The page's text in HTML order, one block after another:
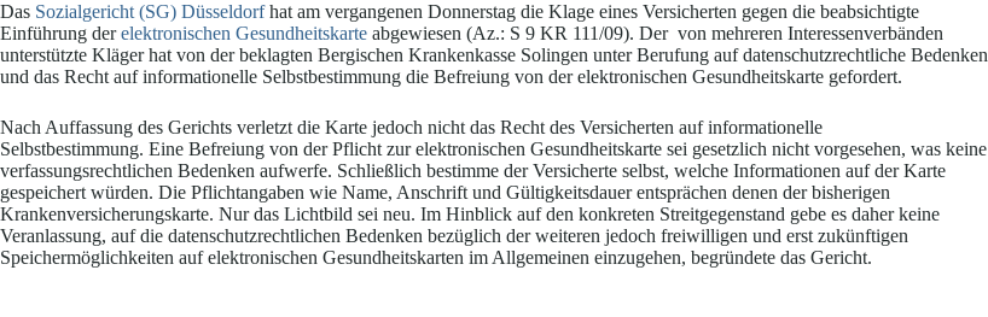
Das Sozialgericht (SG) Düsseldorfhat am vergangenen Donnerstag die Klage eines Versicherten gegen die beabsichtigte
Einführung derelektronischen Gesundheitskarte abgewiesen (Az.: S 9 KR 111/09). Der von mehreren Interessenverbänden
unterstützte Kläger hat von der beklagten Bergischen Krankenkasse Solingen unter Berufung auf datenschutzrechtliche Bedenken
und das Recht auf informationelle Selbstbestimmung die Befreiung von der elektronischen Gesundheitskarte gefordert.
Nach Auffassung des Gerichts verletzt die Karte jedoch nicht das Recht des Versicherten auf informationelle
Selbstbestimmung. Eine Befreiung von der Pflicht zur elektronischen Gesundheitskarte sei gesetzlich nicht vorgesehen, was keine
verfassungsrechtlichen Bedenken aufwerfe. Schließlich bestimme der Versicherte selbst, welche Informationen auf der Karte
gespeichert würden. Die Pflichtangaben wie Name, Anschrift und Gültigkeitsdauer entsprächen denen der bisherigen
Krankenversicherungskarte. Nur das Lichtbild sei neu. Im Hinblick auf den konkreten Streitgegenstand gebe es daher keine
Veranlassung, auf die datenschutzrechtlichen Bedenken bezüglich der weiteren jedoch freiwilligen und erst zukünftigen
Speichermöglichkeiten auf elektronischen Gesundheitskarten im Allgemeinen einzugehen, begründete das Gericht.